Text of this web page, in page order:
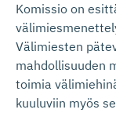
Komissio on
Välimiesten
mahdollisuuden
toimia
kuuluviin myös